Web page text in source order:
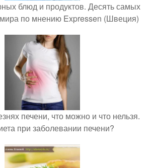
блюд и продуктов. Десять самых
по мнению Expressen (Швеция)
печени, что можно и что нельзя.
при заболевании печени?